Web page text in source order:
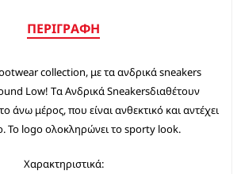
ΠΕΡΙΓΡΑΦΉ
collection, με τα ανδρικά sneakers
Low! Tα Ανδρικά Sneakersδιαθέτουν
άνω μέρος, που είναι ανθεκτικό και αντέχει
Το logo ολοκληρώνει το sporty look.
Χαρακτηριστικά: